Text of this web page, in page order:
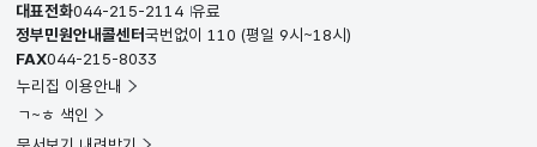
대표전화044-215-2114 유료
정부민원안내콜센터국번없이 110 (평일 9시~18시)
FAX044-215-8033
누리집 이용안내
ㄱ~ㅎ 색인